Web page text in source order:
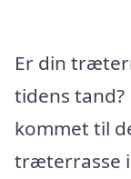
Er din
tidens tand?
kommet til
træterrasse